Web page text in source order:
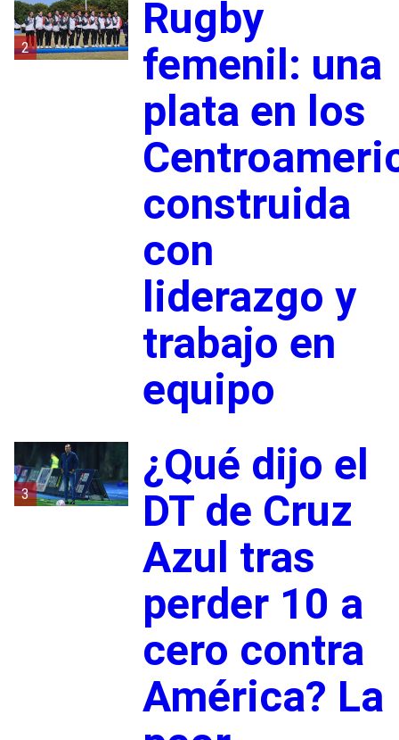
2
Rugby
femenil: una
plata en los
construida
con
liderazgo y
trabajo en
equipo
3
¿Qué dijo el
DT de Cruz
Azul tras
perder 10 a
cero contra
América? La